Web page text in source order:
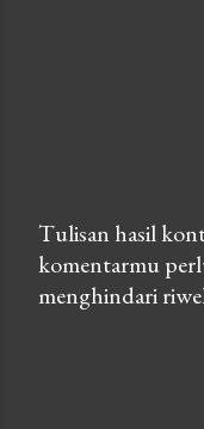
P
o
Tulisan hasil
komentarmu
menghindari